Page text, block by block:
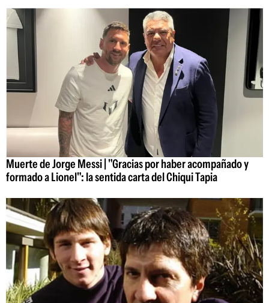
Muerte de Jorge Messi | "Gracias por haber acompañado y
formado a Lionel": la sentida carta del Chiqui Tapia